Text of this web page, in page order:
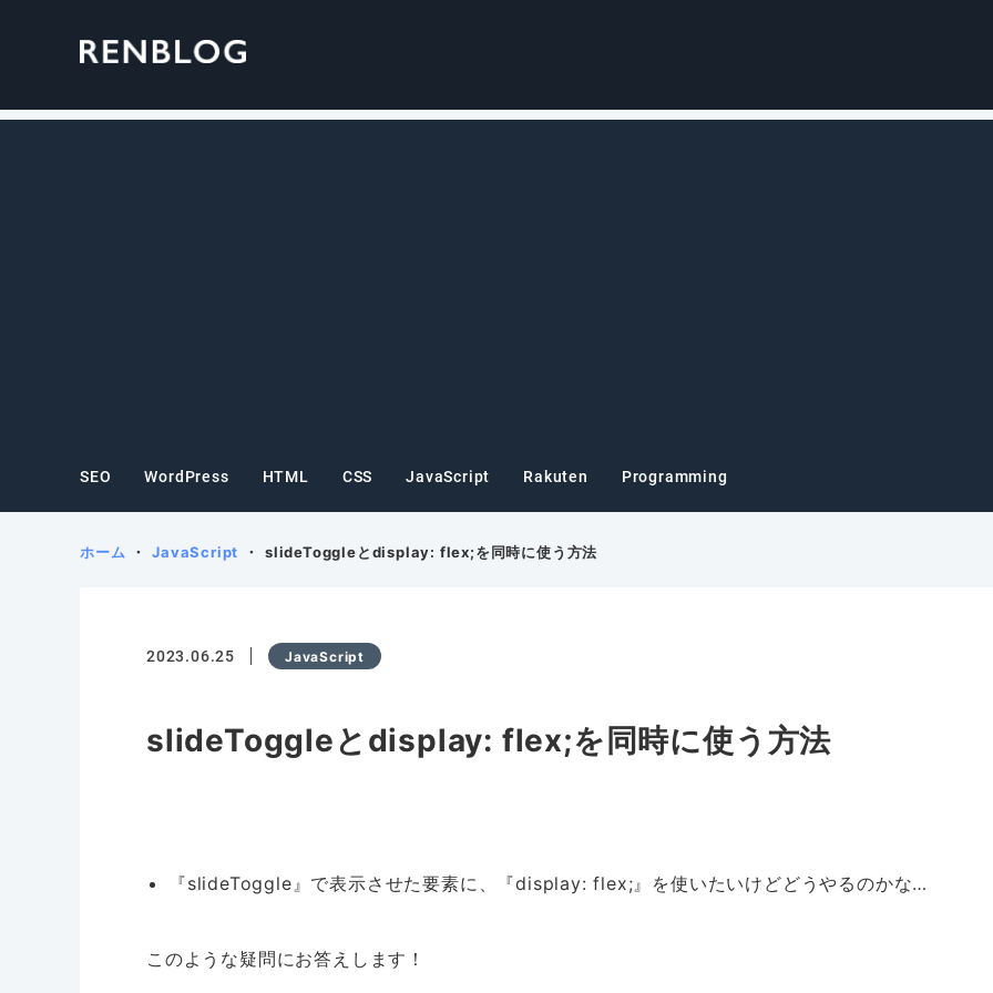
SEO WordPress HTML CSS JavaScript Rakuten Programming
ホーム JavaScript slideToggleとdisplay: flex;を同時に使う方法
2023.06.25 JavaScript
slideToggleとdisplay: flex;を同時に使う方法
『slideToggle』で表示させた要素に、『display: flex;』を使いたいけどどうやるのかな…
このような疑問にお答えします！